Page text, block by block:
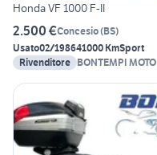
Honda VF 1000 F-II
2.500 €Concesio(BS)
Usato02/198641000 KmSport
Rivenditore BONTEMPI MOTO